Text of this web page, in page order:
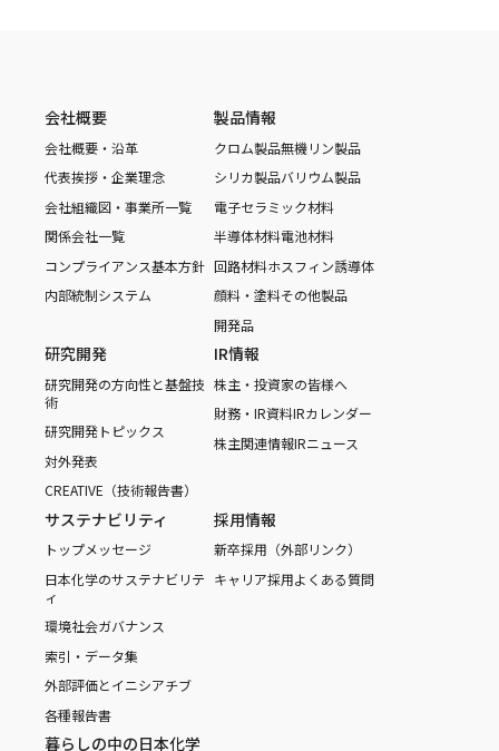
会社概要
会社概要・沿革
代表挨拶・企業理念
会社組織図・事業所一覧
関係会社一覧
コンプライアンス基本方針
内部統制システム
製品情報
クロム製品無機リン製品
シリカ製品バリウム製品
電子セラミック材料
半導体材料電池材料
回路材料ホスフィン誘導体
顔料・塗料その他製品
開発品
研究開発
研究開発の方向性と基盤技
術
研究開発トピックス
対外発表
CREATIVE（技術報告書）
IR情報
株主・投資家の皆様へ
財務・IR資料IRカレンダー
株主関連情報IRニュース
サステナビリティ
トップメッセージ
日本化学のサステナビリテ
ィ
環境社会ガバナンス
索引・データ集
外部評価とイニシアチブ
各種報告書
採用情報
新卒採用（外部リンク）
キャリア採用よくある質問
暮らしの中の日本化学